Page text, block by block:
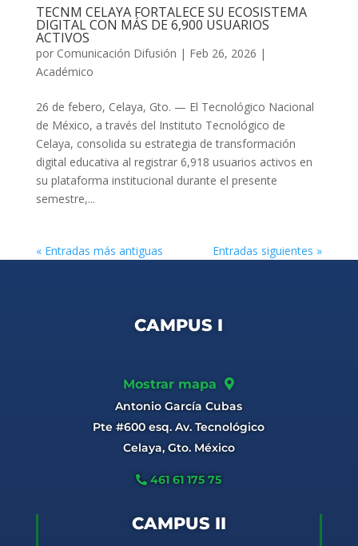
TECNM CELAYA FORTALECE SU ECOSISTEMA
DIGITAL CON MÁS DE 6,900 USUARIOS
ACTIVOS
por Comunicación Difusión | Feb 26, 2026 |
Académico
26 de febero, Celaya, Gto. — El Tecnológico Nacional
de México, a través del Instituto Tecnológico de
Celaya, consolida su estrategia de transformación
digital educativa al registrar 6,918 usuarios activos en
su plataforma institucional durante el presente
semestre,...
« Entradas más antiguas Entradas siguientes »
CAMPUS I
Mostrar mapa
Antonio García Cubas
Pte #600 esq. Av. Tecnológico
Celaya, Gto. México
461 61 175 75
CAMPUS II